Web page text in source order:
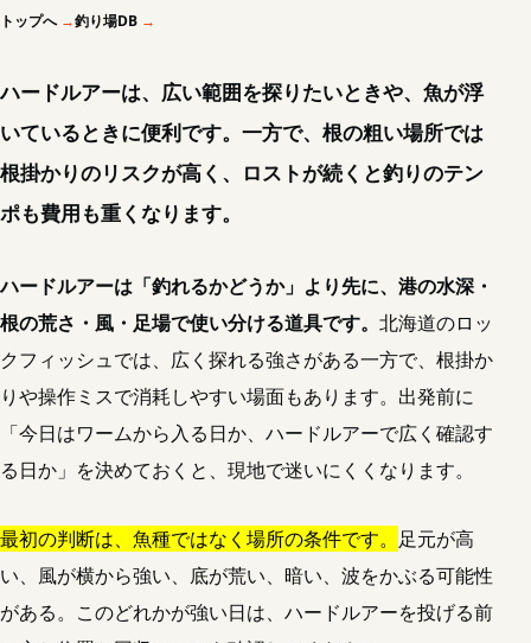
トップへ 釣り場DB
ハードルアーは、広い範囲を探りたいときや、魚が浮
いているときに便利です。一方で、根の粗い場所では
根掛かりのリスクが高く、ロストが続くと釣りのテン
ポも費用も重くなります。
ハードルアーは「釣れるかどうか」より先に、港の水深・
根の荒さ・風・足場で使い分ける道具です。 北海道のロッ
クフィッシュでは、広く探れる強さがある一方で、根掛か
りや操作ミスで消耗しやすい場面もあります。出発前に
「今日はワームから入る日か、ハードルアーで広く確認す
る日か」を決めておくと、現地で迷いにくくなります。
最初の判断は、魚種ではなく場所の条件です。 足元が高
い、風が横から強い、底が荒い、暗い、波をかぶる可能性
がある。このどれかが強い日は、ハードルアーを投げる前